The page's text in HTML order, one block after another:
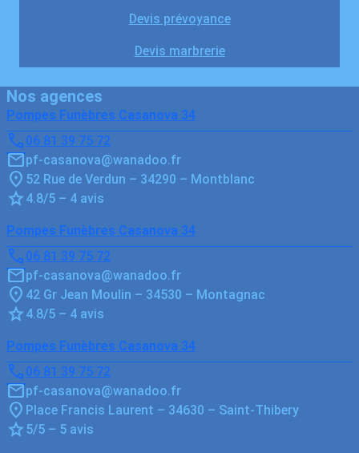
Devis prévoyance
Devis marbrerie
Nos agences
Pompes Funèbres Casanova 34
06 81 39 75 72
pf-casanova@wanadoo.fr
52 Rue de Verdun – 34290 – Montblanc
4.8/5 – 4 avis
Pompes Funèbres Casanova 34
06 81 39 75 72
pf-casanova@wanadoo.fr
42 Gr Jean Moulin – 34530 – Montagnac
4.8/5 – 4 avis
Pompes Funèbres Casanova 34
06 81 39 75 72
pf-casanova@wanadoo.fr
Place Francis Laurent – 34630 – Saint-Thibery
5/5 – 5 avis